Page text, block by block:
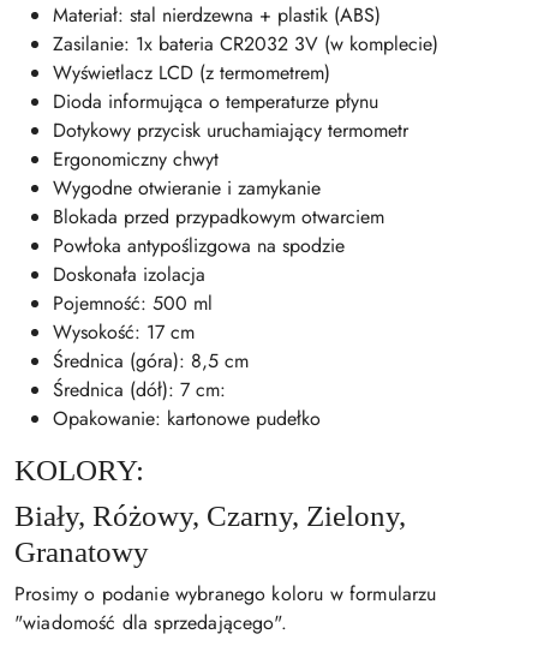
Materiał: stal nierdzewna + plastik (ABS)
Zasilanie: 1x bateria CR2032 3V (w komplecie)
Wyświetlacz LCD (z termometrem)
Dioda informująca o temperaturze płynu
Dotykowy przycisk uruchamiający termometr
Ergonomiczny chwyt
Wygodne otwieranie i zamykanie
Blokada przed przypadkowym otwarciem
Powłoka antypoślizgowa na spodzie
Doskonała izolacja
Pojemność: 500 ml
Wysokość: 17 cm
Średnica (góra): 8,5 cm
Średnica (dół): 7 cm:
Opakowanie: kartonowe pudełko
KOLORY:
Biały, Różowy, Czarny, Zielony,
Granatowy
Prosimy o podanie wybranego koloru w formularzu
"wiadomość dla sprzedającego".